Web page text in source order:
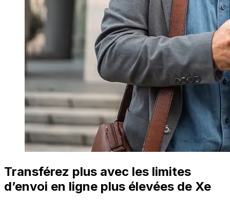
Transférez plus avec les limites
d’envoi en ligne plus élevées de Xe